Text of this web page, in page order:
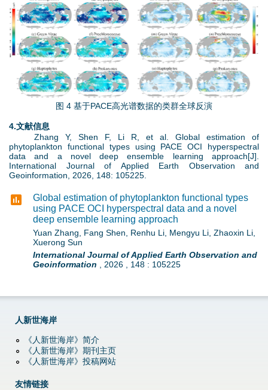
片
4
.
图 4 基于PACE高光谱数据的类群全球反演
4.文献信息
Zhang Y, Shen F, Li R, et al. Global estimation of
phytoplankton functional types using PACE OCI hyperspectral
data and a novel deep ensemble learning approach[J].
International Journal of Applied Earth Observation and
Geoinformation, 2026, 148: 105225.
Global estimation of phytoplankton functional types
using PACE OCI hyperspectral data and a novel
deep ensemble learning approach
Yuan Zhang, Fang Shen, Renhu Li, Mengyu Li, Zhaoxin Li,
Xuerong Sun
International Journal of Applied Earth Observation and
Geoinformation , 2026 , 148 : 105225
人新世海岸
《人新世海岸》简介
《人新世海岸》期刊主页
《人新世海岸》投稿网站
友情链接